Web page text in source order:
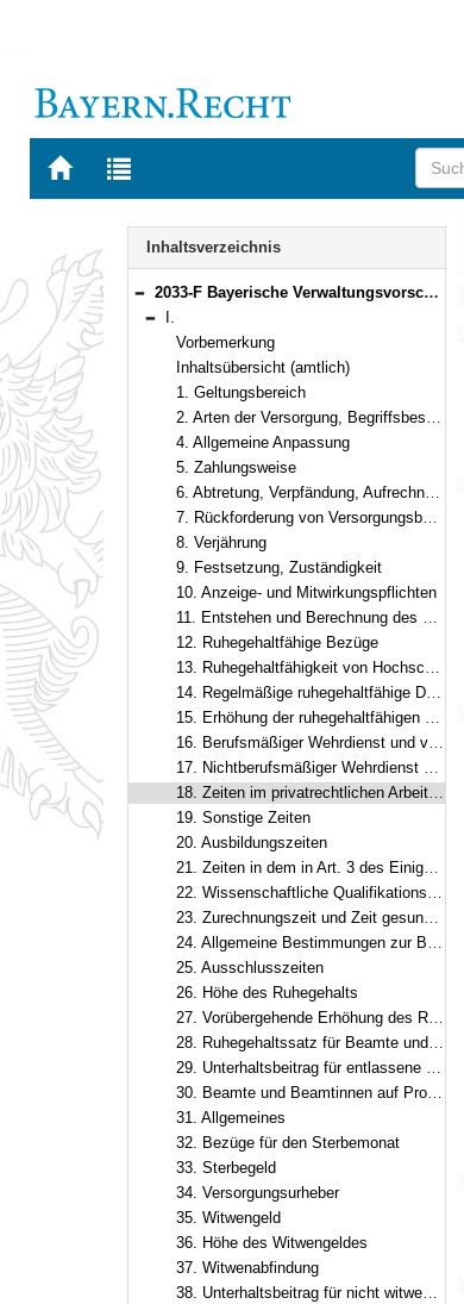
Zur
BAYERN.RECHT
Zur
letzten
Navigation
Inhaltsverzeichnis
Bereich reduzieren
2033-F Bayerische Verwaltungsvorschriften zum Versorgungsrecht (BayVV-Versorgung) Bekanntmachung des Bayerischen Staatsministeriums der Finanzen vom 20. September 2012, Az. 24 - P 1601 - 043 - 38 950/11 (FMBl. S. 394)
Bereich reduzieren
I.
Vorbemerkung
Inhaltsübersicht (amtlich)
1. Geltungsbereich
2. Arten der Versorgung, Begriffsbestimmung
4. Allgemeine Anpassung
5. Zahlungsweise
6. Abtretung, Verpfändung, Aufrechnung, Zurückbehaltungsrecht
7. Rückforderung von Versorgungsbezügen
8. Verjährung
9. Festsetzung, Zuständigkeit
10. Anzeige- und Mitwirkungspflichten
11. Entstehen und Berechnung des Ruhegehalts
12. Ruhegehaltfähige Bezüge
13. Ruhegehaltfähigkeit von Hochschulleistungsbezügen
14. Regelmäßige ruhegehaltfähige Dienstzeit
15. Erhöhung der ruhegehaltfähigen Dienstzeit
16. Berufsmäßiger Wehrdienst und vergleichbare Zeiten
17. Nichtberufsmäßiger Wehrdienst und vergleichbare Zeiten
18. Zeiten im privatrechtlichen Arbeitsverhältnis im öffentlichen Dienst
19. Sonstige Zeiten
20. Ausbildungszeiten
21. Zeiten in dem in Art. 3 des Einigungsvertrags genannten Gebiet
22. Wissenschaftliche Qualifikationszeiten
23. Zurechnungszeit und Zeit gesundheitsschädigender Verwendung
24. Allgemeine Bestimmungen zur Berücksichtigung von Dienstzeiten
25. Ausschlusszeiten
26. Höhe des Ruhegehalts
27. Vorübergehende Erhöhung des Ruhegehaltssatzes
28. Ruhegehaltssatz für Beamte und Beamtinnen auf Zeit
29. Unterhaltsbeitrag für entlassene Beamte und Beamtinnen
30. Beamte und Beamtinnen auf Probe und auf Zeit in leitender Funktion
31. Allgemeines
32. Bezüge für den Sterbemonat
33. Sterbegeld
34. Versorgungsurheber
35. Witwengeld
36. Höhe des Witwengeldes
37. Witwenabfindung
38. Unterhaltsbeitrag für nicht witwengeldberechtigte Witwer oder Witwen